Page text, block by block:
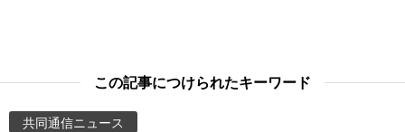
この記事につけられたキーワード
共同通信ニュース